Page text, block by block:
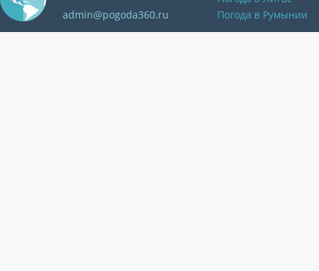
admin@pogoda360.ru
Погода в Румынии